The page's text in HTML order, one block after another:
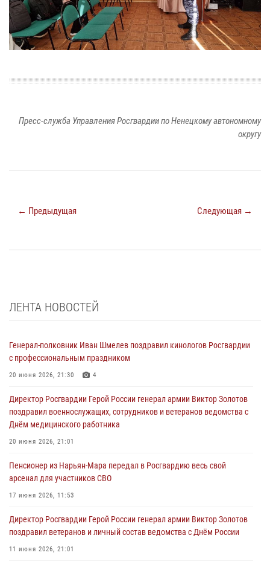
Пресс-служба Управления Росгвардии по Ненецкому автономному
округу
← Предыдущая Следующая →
ЛЕНТА НОВОСТЕЙ
Генерал-полковник Иван Шмелев поздравил кинологов Росгвардии
с профессиональным праздником
20 июня 2026, 21:30 4
Директор Росгвардии Герой России генерал армии Виктор Золотов
поздравил военнослужащих, сотрудников и ветеранов ведомства с
Днём медицинского работника
20 июня 2026, 21:01
Пенсионер из Нарьян-Мара передал в Росгвардию весь свой
арсенал для участников СВО
17 июня 2026, 11:53
Директор Росгвардии Герой России генерал армии Виктор Золотов
поздравил ветеранов и личный состав ведомства с Днём России
11 июня 2026, 21:01